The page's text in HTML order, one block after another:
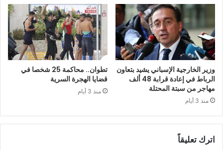
وزير الخارجية الإسباني يشيد بتعاون
الرباط في إعادة قرابة 48 ألف
مهاجر من سبتة المحتلة
منذ 3 أيام
تطوان.. محاكمة 25 شخصا في
قضايا الهجرة السرية
منذ 3 أيام
اترك تعليقاً